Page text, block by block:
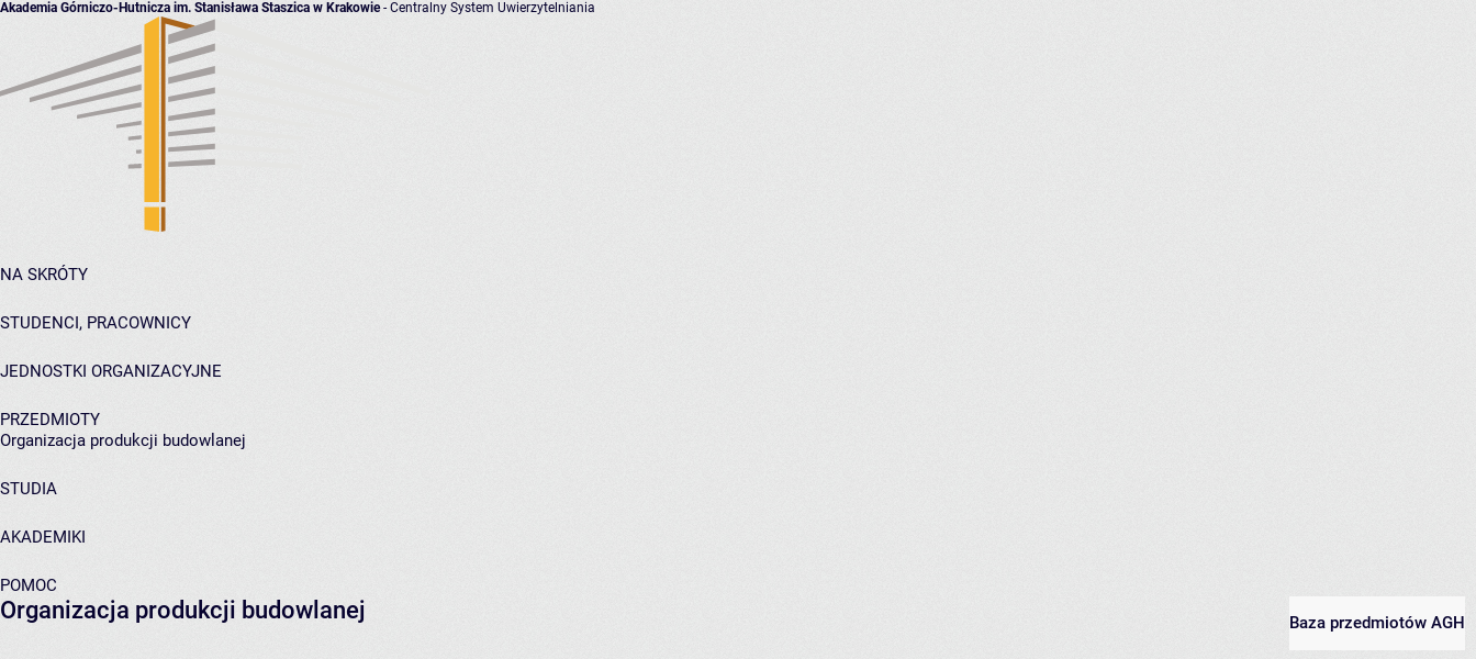
Akademia Górniczo-Hutnicza im. Stanisława Staszica w Krakowie- Centralny System Uwierzytelniania
NA SKRÓTY
STUDENCI, PRACOWNICY
JEDNOSTKI ORGANIZACYJNE
PRZEDMIOTY
Organizacja produkcji budowlanej
STUDIA
AKADEMIKI
POMOC
Baza przedmiotów AGH
Organizacja produkcji budowlanej